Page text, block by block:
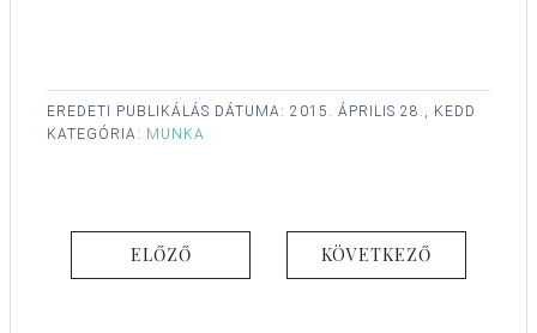
EREDETI PUBLIKÁLÁS DÁTUMA: 2015. ÁPRILIS 28., KEDD
KATEGÓRIA: MUNKA
ELŐZŐ KÖVETKEZŐ